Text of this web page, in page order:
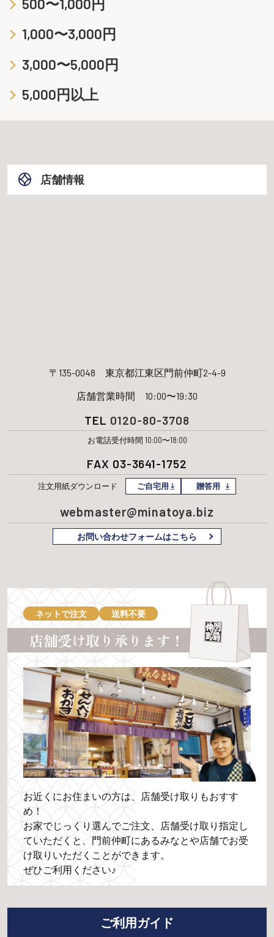
500〜1,000円
1,000〜3,000円
3,000〜5,000円
5,000円以上
店舗情報
〒135-0048 東京都江東区門前仲町2-4-9
店舗営業時間 10:00〜19:30
TEL 0120-80-3708
お電話受付時間 10:00〜18:00
FAX 03-3641-1752
注文用紙ダウンロード ご自宅用 贈答用
webmaster@minatoya.biz
お問い合わせフォームはこちら
ネットで注文 送料不要
店舗受け取り承ります！
お近くにお住まいの方は、店舗受け取りもおすす
め！
お家でじっくり選んでご注文、店舗受け取り指定し
ていただくと、門前仲町にあるみなとや店舗でお受
け取りいただくことができます。
ぜひご利用ください♪
ご利用ガイド